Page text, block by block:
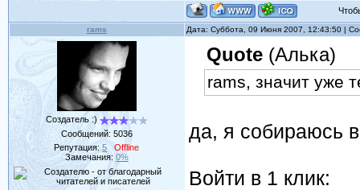
rams Дата: Суббота, 09 Июня 2007, 12:43:50 |
Создатель :)
Сообщений: 5036
Репутация:5
Offline
Замечания: 0%
Quote(Алька)
rams, значит уже
да, я собираюсь
Войти в 1 клик: